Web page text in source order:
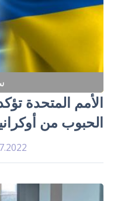
الأمم المتحدة
الحبوب من
- 15:15